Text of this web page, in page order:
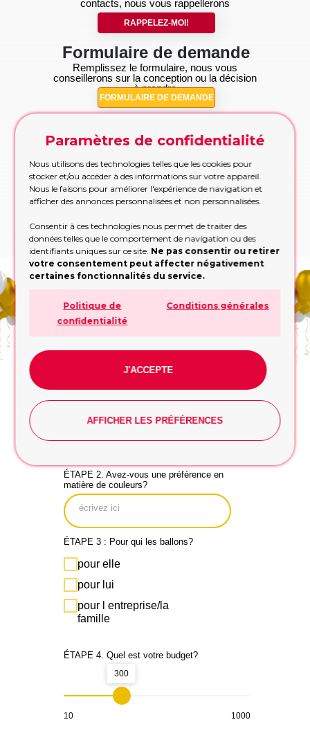
Lundi: 13h - 19h. Mardi - Vendredi: 10h - 19h.
Samedi: 10h - 17h. Dimanche: fermé
Formulaire de demande
Remplissez le formulaire, nous vous
conseillerons sur la conception ou la décision
à prendre
FORMULAIRE DE DEMANDE
contacts, nous vous rappellerons
RAPPELEZ-MOI!
Vous préférez taper? Commencez la
reste!
WHATSAPP
BALLONS SUR MESURE SELON
ÉTAPE 2. Avez-vous une préférence en
matière de couleurs?
ÉTAPE 3 : Pour qui les ballons?
pour elle
pour lui
pour l entreprise/la
famille
ÉTAPE 4. Quel est votre budget?
300
10 1000
Paramètres de confidentialité
Nous utilisons des technologies telles que les cookies pour
stocker et/ou accéder à des informations sur votre appareil.
Nous le faisons pour améliorer l'expérience de navigation et
afficher des annonces personnalisées et non personnalisées.
Consentir à ces technologies nous permet de traiter des
données telles que le comportement de navigation ou des
identifiants uniques sur ce site. Ne pas consentir ou retirer
votre consentement peut affecter négativement
certaines fonctionnalités du service.
Politique de
confidentialité
Conditions générales
J'ACCEPTE
AFFICHER LES PRÉFÉRENCES